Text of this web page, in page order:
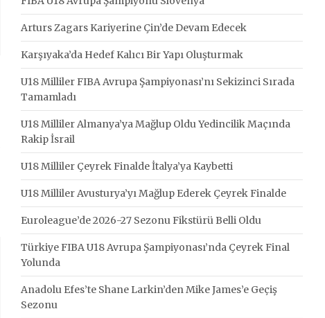
Arturs Zagars Kariyerine Çin’de Devam Edecek
Karşıyaka’da Hedef Kalıcı Bir Yapı Oluşturmak
U18 Milliler FIBA Avrupa Şampiyonası’nı Sekizinci Sırada
Tamamladı
U18 Milliler Almanya’ya Mağlup Oldu Yedincilik Maçında
Rakip İsrail
U18 Milliler Çeyrek Finalde İtalya’ya Kaybetti
U18 Milliler Avusturya’yı Mağlup Ederek Çeyrek Finalde
Euroleague’de 2026-27 Sezonu Fikstürü Belli Oldu
Türkiye FIBA U18 Avrupa Şampiyonası’nda Çeyrek Final
Yolunda
Anadolu Efes’te Shane Larkin’den Mike James’e Geçiş
Sezonu